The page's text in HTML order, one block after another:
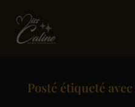
Posté étiqueté